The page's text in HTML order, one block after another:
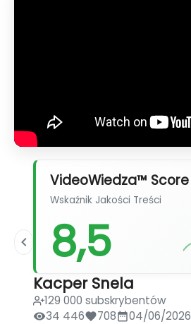
VideoWiedza™ Score
Wskaźnik Jakości Treści
8,5
Kacper Snela
129 000 subskrybentów
34 446
708 04/06/2026